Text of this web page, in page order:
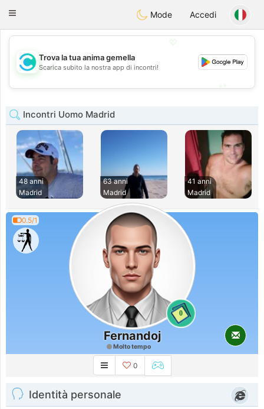
olombiaCitas
Toggle
Mode Accedi
💖
💕
Trova la tua anima gemella
Scarica subito la nostra app di incontri!
Incontri Uomo Madrid
48 anni
Madrid
63 anni
Madrid
41 anni
Madrid
0.5/1
0
Fernandoj
Molto tempo
0
Identità personale